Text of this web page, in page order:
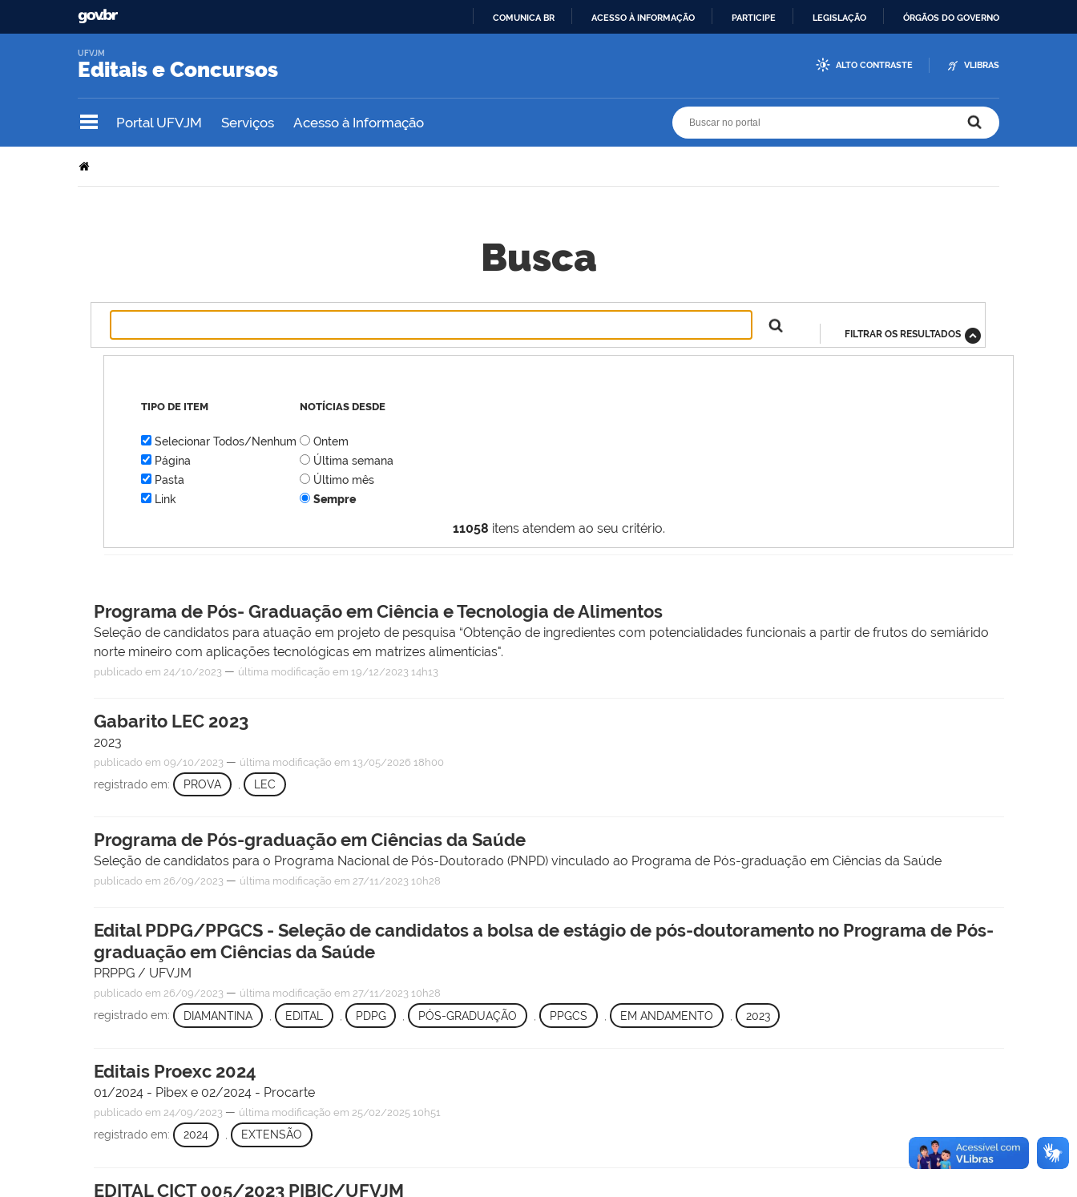
COMUNICA BR ACESSO À INFORMAÇÃO PARTICIPE LEGISLAÇÃO ÓRGÃOS DO GOVERNO
Editais e Concursos
UFVJM
ALTO CONTRASTE VLIBRAS
Portal UFVJM Serviços Acesso à Informação
Busca
11058 itens atendem ao seu critério.
FILTRAR OS RESULTADOS
TIPO DE ITEM
Selecionar Todos/Nenhum
Página
Pasta
Link
NOTÍCIAS DESDE
Ontem
Última semana
Último mês
Sempre
Programa de Pós- Graduação em Ciência e Tecnologia de Alimentos
Seleção de candidatos para atuação em projeto de pesquisa “Obtenção de ingredientes com potencialidades funcionais a partir de frutos do semiárido
norte mineiro com aplicações tecnológicas em matrizes alimentícias".
publicado em 24/10/2023 — última modificação em 19/12/2023 14h13
Gabarito LEC 2023
2023
publicado em 09/10/2023 — última modificação em 13/05/2026 18h00
registrado em: PROVA LEC
Programa de Pós-graduação em Ciências da Saúde
Seleção de candidatos para o Programa Nacional de Pós-Doutorado (PNPD) vinculado ao Programa de Pós-graduação em Ciências da Saúde
publicado em 26/09/2023 — última modificação em 27/11/2023 10h28
Edital PDPG/PPGCS - Seleção de candidatos a bolsa de estágio de pós-doutoramento no Programa de Pós-
graduação em Ciências da Saúde
PRPPG / UFVJM
publicado em 26/09/2023 — última modificação em 27/11/2023 10h28
registrado em: DIAMANTINA EDITAL PDPG , PÓS-GRADUAÇÃO , PPGCS EM ANDAMENTO 2023
Editais Proexc 2024
01/2024 - Pibex e 02/2024 - Procarte
publicado em 24/09/2023 — última modificação em 25/02/2025 10h51
registrado em: 2024 , EXTENSÃO
EDITAL CICT 005/2023 PIBIC/UFVJM